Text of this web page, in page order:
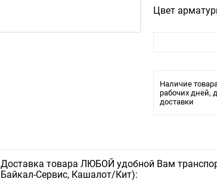
Цвет
Материал
Наличие
рабочих дней,
доставки
Доставка товара ЛЮБОЙ удобной Вам
Байкал-Сервис, Кашалот/Кит):